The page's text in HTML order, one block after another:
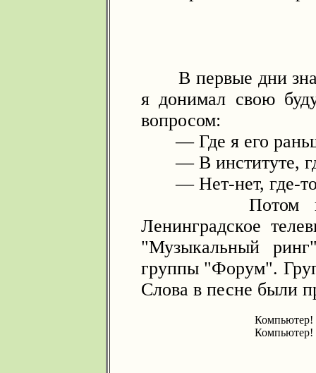
В первые дни
я донимал свою
вопросом:
— Где я его
— В институте,
— Нет-нет, где-то
Потом
Ленинградское
"Музыкальный
группы "Форум".
Слова в песне были